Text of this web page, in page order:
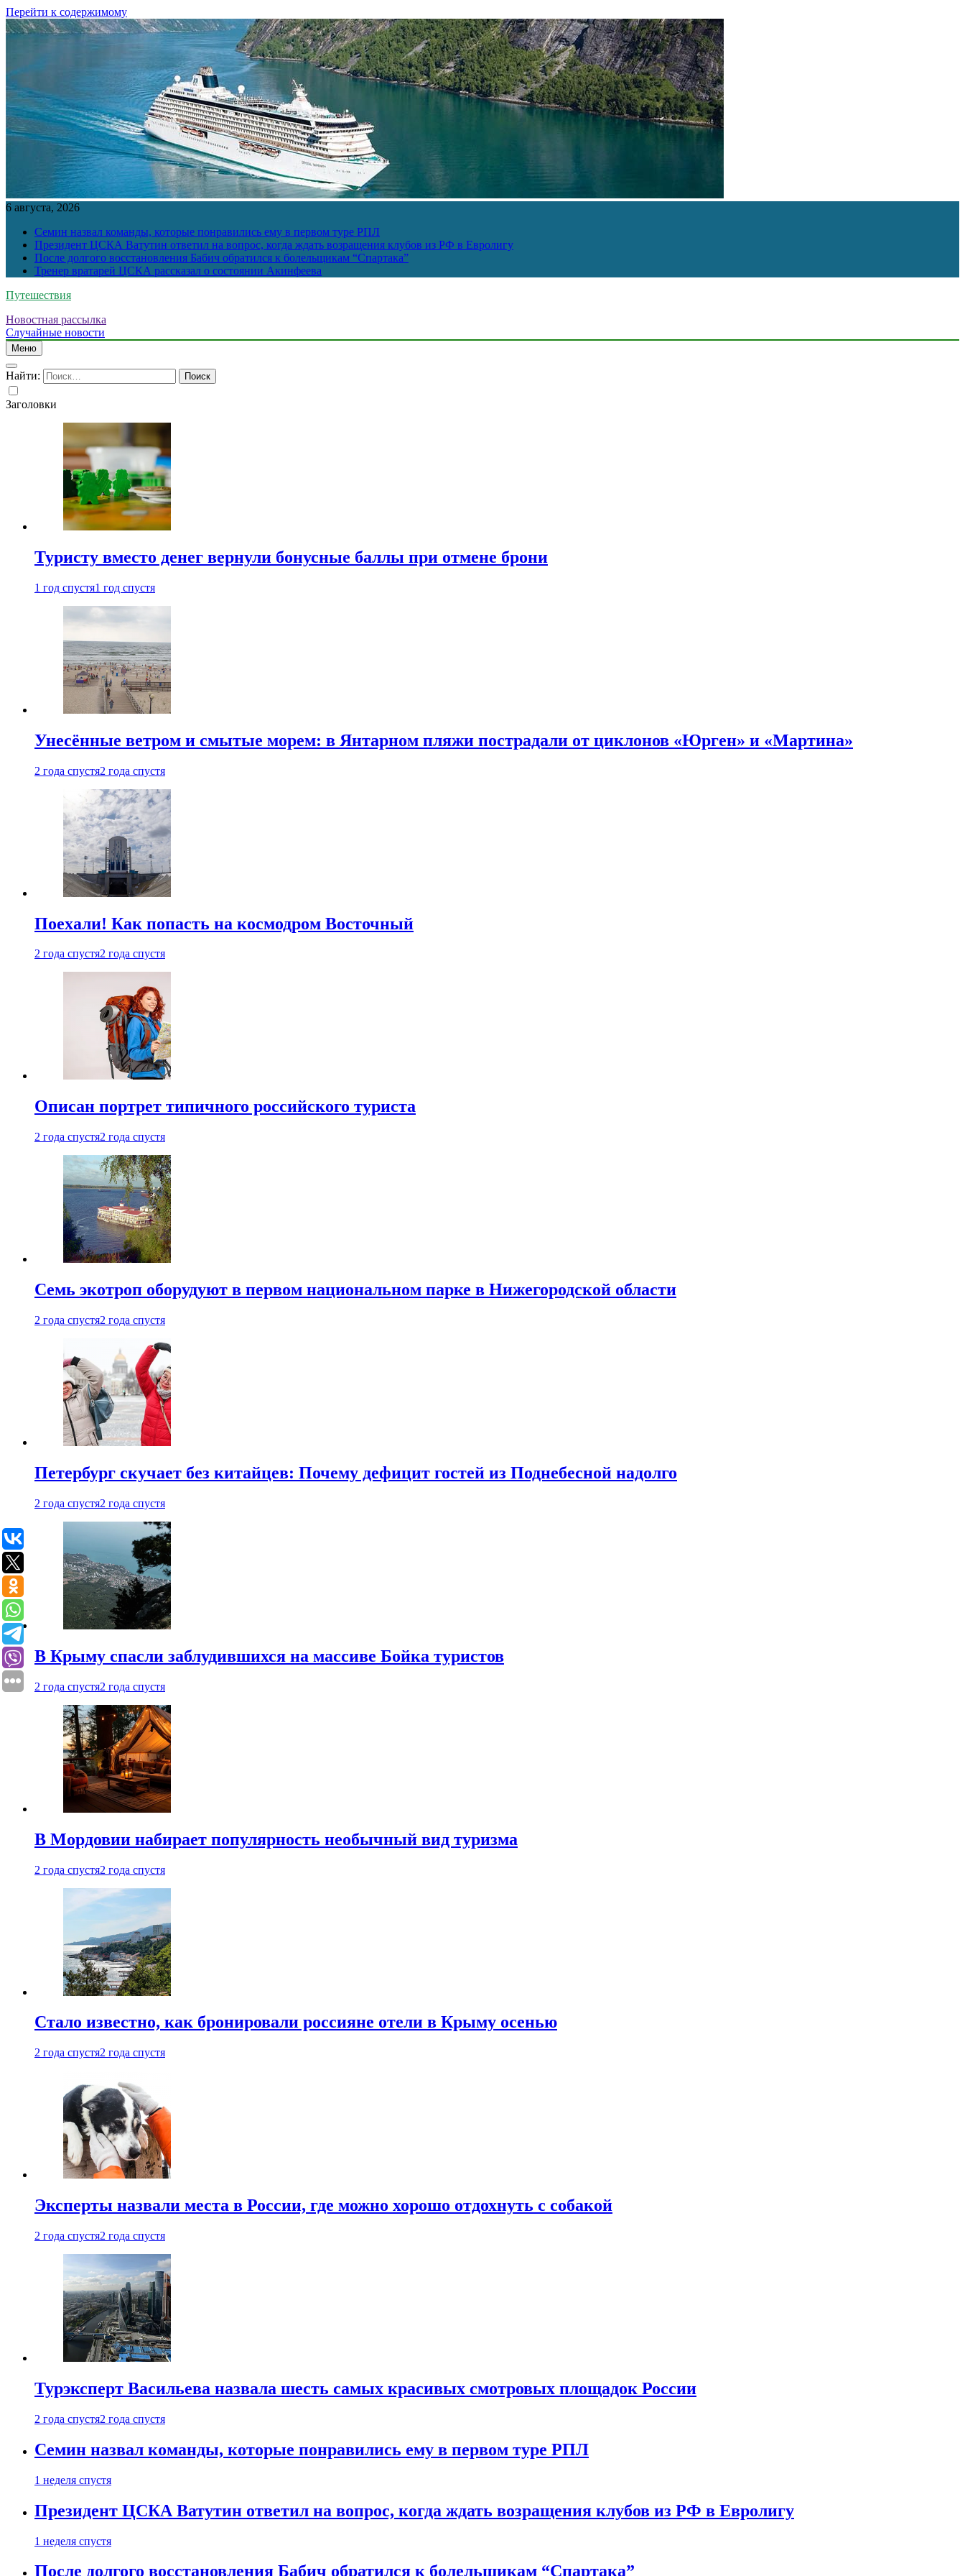
Перейти к содержимому
6 августа, 2026
Семин назвал команды, которые понравились ему в первом туре РПЛ
Президент ЦСКА Ватутин ответил на вопрос, когда ждать возращения клубов из РФ в Евролигу
После долгого восстановления Бабич обратился к болельщикам “Спартака”
Тренер вратарей ЦСКА рассказал о состоянии Акинфеева
Путешествия
Новостная рассылка
Случайные новости
Меню
Найти:
Заголовки
Туристу вместо денег вернули бонусные баллы при отмене брони
1 год спустя1 год спустя
Унесённые ветром и смытые морем: в Янтарном пляжи пострадали от циклонов «Юрген» и «Мартина»
2 года спустя2 года спустя
Поехали! Как попасть на космодром Восточный
2 года спустя2 года спустя
Описан портрет типичного российского туриста
2 года спустя2 года спустя
Семь экотроп оборудуют в первом национальном парке в Нижегородской области
2 года спустя2 года спустя
Петербург скучает без китайцев: Почему дефицит гостей из Поднебесной надолго
2 года спустя2 года спустя
В Крыму спасли заблудившихся на массиве Бойка туристов
2 года спустя2 года спустя
В Мордовии набирает популярность необычный вид туризма
2 года спустя2 года спустя
Стало известно, как бронировали россияне отели в Крыму осенью
2 года спустя2 года спустя
Эксперты назвали места в России, где можно хорошо отдохнуть с собакой
2 года спустя2 года спустя
Турэксперт Васильева назвала шесть самых красивых смотровых площадок России
2 года спустя2 года спустя
Семин назвал команды, которые понравились ему в первом туре РПЛ
1 неделя спустя
Президент ЦСКА Ватутин ответил на вопрос, когда ждать возращения клубов из РФ в Евролигу
1 неделя спустя
После долгого восстановления Бабич обратился к болельщикам “Спартака”